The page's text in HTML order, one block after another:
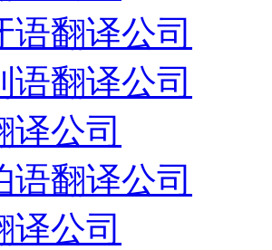
语翻译公司
语翻译公司
译公司
语翻译公司
译公司